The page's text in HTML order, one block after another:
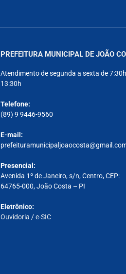
PREFEITURA MUNICIPAL DE JOÃO
Atendimento de segunda a sexta de
13:30h
Telefone:
(89) 9 9446-9560
E-mail:
Presencial:
Avenida 1º de Janeiro, s/n, Centro, CEP:
64765-000, João Costa – PI
Eletrônico:
Ouvidoria /e-SIC